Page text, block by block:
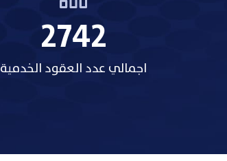
3485
اجمالي عدد العقود الخدمية